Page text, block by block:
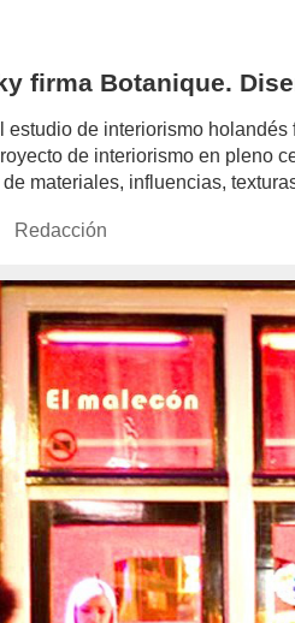
firma Botanique.
estudio de interiorismo
de interiorismo en pleno
materiales, influencias,
https://www.experimenta.es/
Redacción